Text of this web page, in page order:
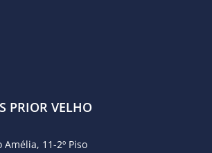
PRIOR VELHO
Amélia, 11-2º Piso